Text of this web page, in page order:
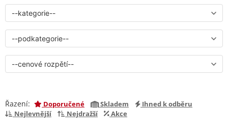
Řazení: Doporučené Skladem
Ihned k odběru
Nejlevnější
Nejdražší Akce